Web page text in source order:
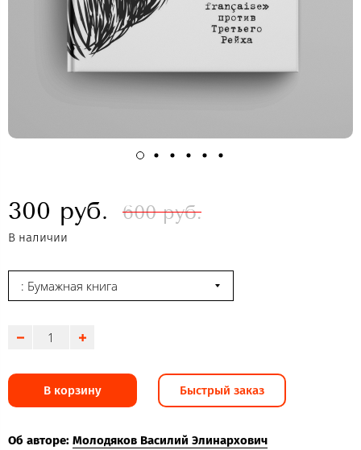
300 руб. 600 руб.
В наличии
: Бумажная книга
В корзину Быстрый заказ
Об авторе: Молодяков Василий Элинархович